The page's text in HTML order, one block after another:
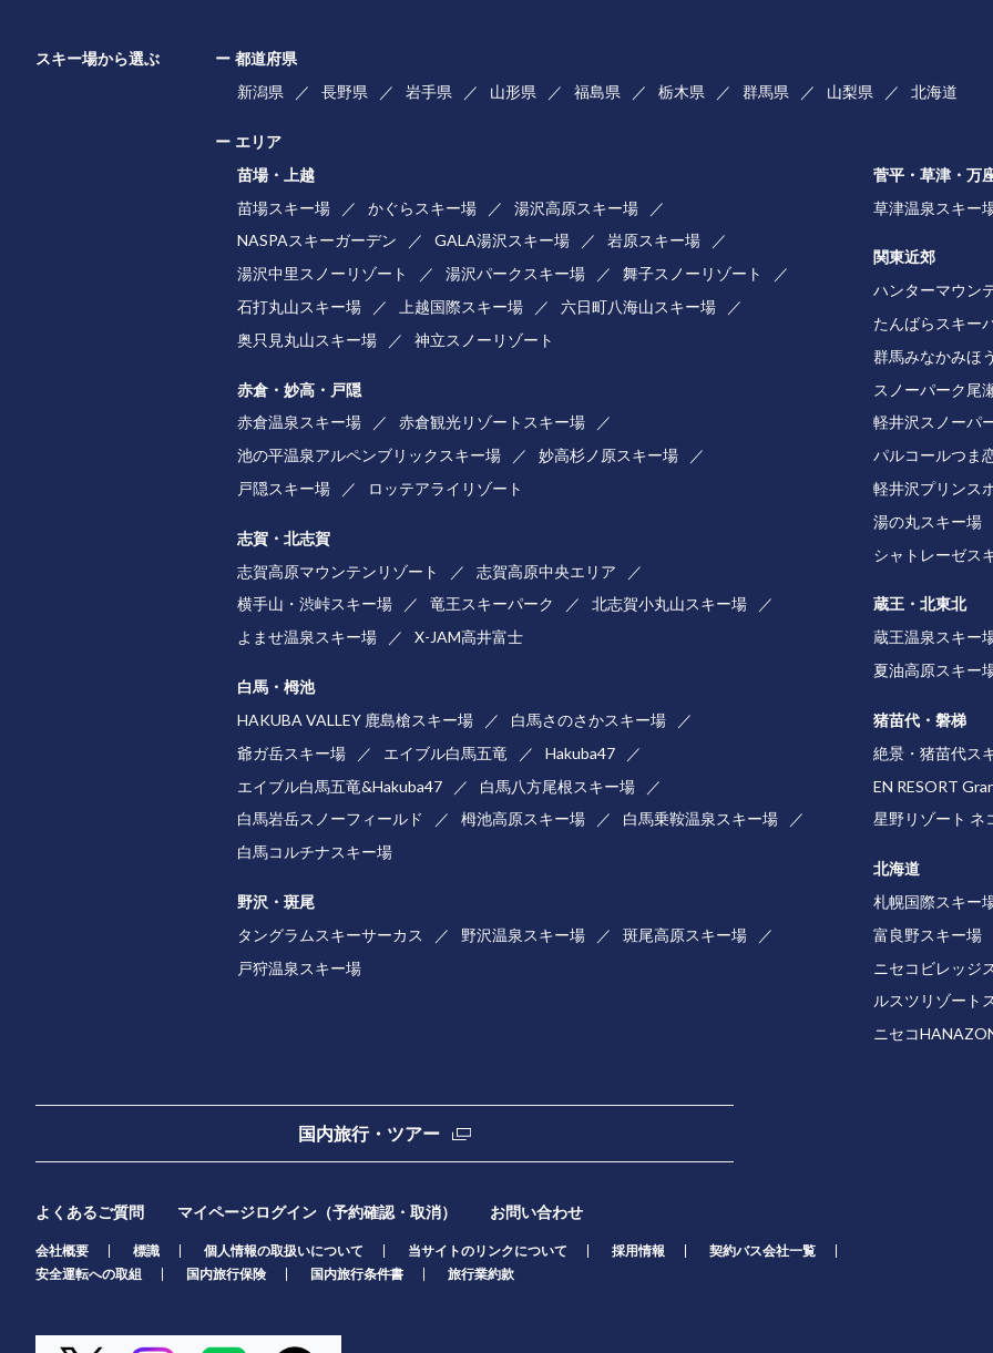
スキー場から選ぶ
都道府県
新潟県
長野県 岩手県 山形県 福島県 栃木県 群馬県 山梨県 北海道
エリア
苗場・上越
苗場スキー場
かぐらスキー場
湯沢高原スキー場
NASPAスキーガーデン
GALA湯沢スキー場
岩原スキー場
湯沢中里スノーリゾート
湯沢パークスキー場
舞子スノーリゾート
石打丸山スキー場
上越国際スキー場
六日町八海山スキー場
奥只見丸山スキー場
神立スノーリゾート
赤倉・妙高・戸隠
赤倉温泉スキー場
赤倉観光リゾートスキー場
池の平温泉アルペンブリックスキー場
妙高杉ノ原スキー場
戸隠スキー場
ロッテアライリゾート
志賀・北志賀
志賀高原マウンテンリゾート
志賀高原中央エリア
横手山・渋峠スキー場
竜王スキーパーク
北志賀小丸山スキー場
よませ温泉スキー場
X-JAM高井富士
白馬・栂池
HAKUBA VALLEY 鹿島槍スキー場
白馬さのさかスキー場
爺ガ岳スキー場
エイブル白馬五竜
Hakuba47
エイブル白馬五竜&Hakuba47
白馬八方尾根スキー場
白馬岩岳スノーフィールド
栂池高原スキー場
白馬乗鞍温泉スキー場
白馬コルチナスキー場
野沢・斑尾
タングラムスキーサーカス
野沢温泉スキー場
斑尾高原スキー場
戸狩温泉スキー場
菅平・草津・万
草津温泉スキー
関東近郊
ハンターマウン
たんばらスキー
群馬みなかみほ
スノーパーク尾
軽井沢スノーパ
パルコールつま
軽井沢プリンス
湯の丸スキー場
シャトレーゼス
蔵王・北東北
蔵王温泉スキー
夏油高原スキー
猪苗代・磐梯
絶景・猪苗代ス
EN RESORT
星野リゾート ネ
北海道
札幌国際スキー
富良野スキー場
ニセコビレッジ
ルスツリゾート
ニセコ
国内旅行・ツアー
よくあるご質問 マイページログイン（予約確認・取消） お問い合わせ
会社概要 標識 個人情報の取扱いについて 当サイトのリンクについて 採用情報
契約バス会社一覧
安全運転への取組
国内旅行保険 国内旅行条件書 旅行業約款